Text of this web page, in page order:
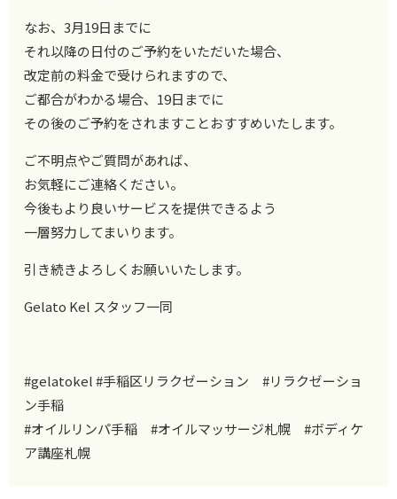
なお、3月19日までに
それ以降の日付のご予約をいただいた場合、
改定前の料金で受けられますので、
ご都合がわかる場合、19日までに
その後のご予約をされますことおすすめいたします。
ご不明点やご質問があれば、
お気軽にご連絡ください。
今後もより良いサービスを提供できるよう
一層努力してまいります。
引き続きよろしくお願いいたします。
Gelato Kel スタッフ一同
#gelatokel #手稲区リラクゼーション #リラクゼーショ
ン手稲
#オイルリンパ手稲 #オイルマッサージ札幌 #ボディケ
ア講座札幌